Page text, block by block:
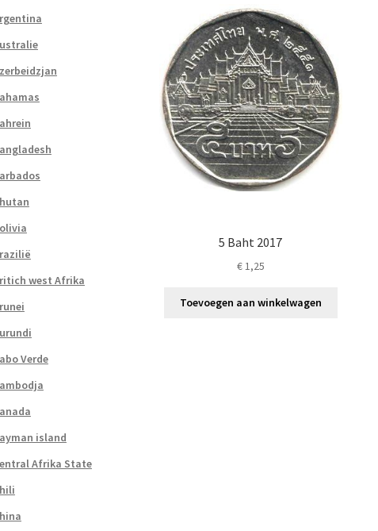
5 Baht 2017
€1,25
Toevoegen aan winkelwagen
west Afrika
Verde
island
Afrika State